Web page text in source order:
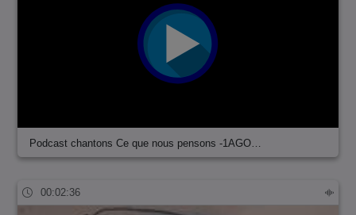
Podcast chantons Ce que nous pensons -1AGO…
00:02:36